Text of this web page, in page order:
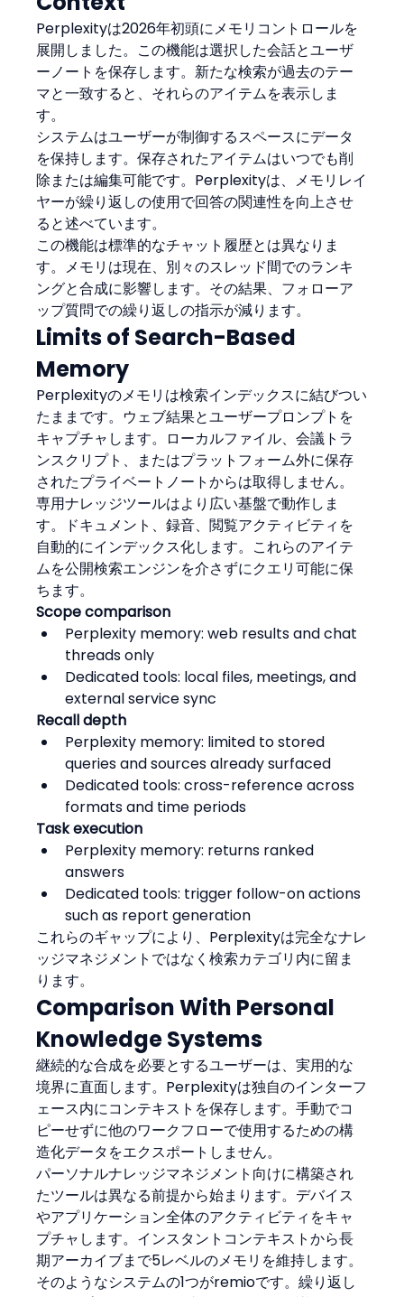
Perplexityは2026年初頭にメモリコントロールを
展開しました。この機能は選択した会話とユーザ
ーノートを保存します。新たな検索が過去のテー
マと一致すると、それらのアイテムを表示しま
す。
システムはユーザーが制御するスペースにデータ
を保持します。保存されたアイテムはいつでも削
除または編集可能です。Perplexityは、メモリレイ
ヤーが繰り返しの使用で回答の関連性を向上させ
ると述べています。
この機能は標準的なチャット履歴とは異なりま
す。メモリは現在、別々のスレッド間でのランキ
ングと合成に影響します。その結果、フォローア
ップ質問での繰り返しの指示が減ります。
Limits of Search-Based
Memory
Perplexityのメモリは検索インデックスに結びつい
たままです。ウェブ結果とユーザープロンプトを
キャプチャします。ローカルファイル、会議トラ
ンスクリプト、またはプラットフォーム外に保存
されたプライベートノートからは取得しません。
専用ナレッジツールはより広い基盤で動作しま
す。ドキュメント、録音、閲覧アクティビティを
自動的にインデックス化します。これらのアイテ
ムを公開検索エンジンを介さずにクエリ可能に保
ちます。
Scope comparison
Perplexity memory: web results and chat
threads only
Dedicated tools: local files, meetings, and
external service sync
Recall depth
Perplexity memory: limited to stored
queries and sources already surfaced
Dedicated tools: cross-reference across
formats and time periods
Task execution
Perplexity memory: returns ranked
answers
Dedicated tools: trigger follow-on actions
such as report generation
これらのギャップにより、Perplexityは完全なナレ
ッジマネジメントではなく検索カテゴリ内に留ま
ります。
Comparison With Personal
Knowledge Systems
継続的な合成を必要とするユーザーは、実用的な
境界に直面します。Perplexityは独自のインターフ
ェース内にコンテキストを保存します。手動でコ
ピーせずに他のワークフローで使用するための構
造化データをエクスポートしません。
パーソナルナレッジマネジメント向けに構築され
たツールは異なる前提から始まります。デバイス
やアプリケーション全体のアクティビティをキャ
プチャします。インスタントコンテキストから長
期アーカイブまで5レベルのメモリを維持します。
そのようなシステムの1つがremioです。繰り返し